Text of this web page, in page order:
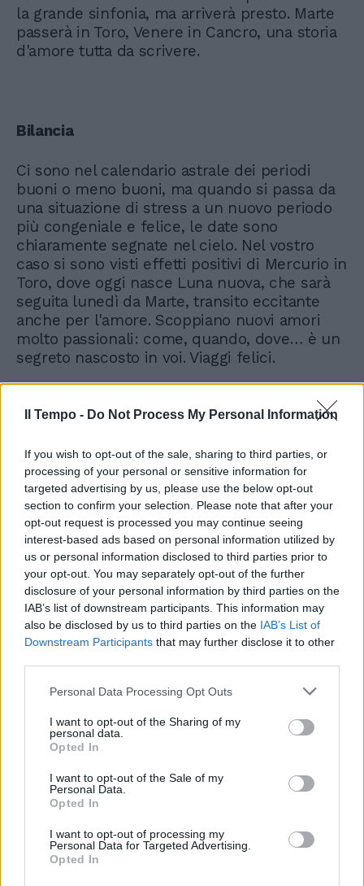
Il Tempo - Do Not Process My Personal Information
If you wish to opt-out of the sale, sharing to third parties, or
processing of your personal or sensitive information for
targeted advertising by us, please use the below opt-out
section to confirm your selection. Please note that after your
opt-out request is processed you may continue seeing
interest-based ads based on personal information utilized by
us or personal information disclosed to third parties prior to
your opt-out. You may separately opt-out of the further
disclosure of your personal information by third parties on the
IAB’s list of downstream participants. This information may
also be disclosed by us to third parties on the IAB’s List of
Downstream Participants that may further disclose it to other
Personal Data Processing Opt Outs
I want to opt-out of the Sharing of my
personal data.
Opted In
I want to opt-out of the Sale of my
Personal Data.
Opted In
I want to opt-out of processing my
Personal Data for Targeted Advertising.
Opted In
la grande sinfonia, ma arriverà presto. Marte
passerà in Toro, Venere in Cancro, una storia
d'amore tutta da scrivere.
Bilancia
Ci sono nel calendario astrale dei periodi
buoni o meno buoni, ma quando si passa da
una situazione di stress a un nuovo periodo
più congeniale e felice, le date sono
chiaramente segnate nel cielo. Nel vostro
caso si sono visti effetti positivi di Mercurio in
Toro, dove oggi nasce Luna nuova, che sarà
seguita lunedì da Marte, transito eccitante
anche per l'amore. Scoppiano nuovi amori
molto passionali: come, quando, dove… è un
segreto nascosto in voi. Viaggi felici.
Le iniziative e decisioni che voi avete preso
sotto la vostra Luna nuova, il 20 novembre
dello scorso anno, oggi sono valutate dal
novilunio in Toro. Sono approvate o respinte,
se si tratta di cose professionali, in ogni caso
adesso avete la possibilità di chiudere o di
aprire nuovi rapporti. Le collaborazioni
saranno per qualche tempo ostacolate e
valutate anche da Marte, in opposizione vi
rende coraggiosi ma anche impulsivi, brucia
le occasioni. Razionalità, pragmatismo!
Sagittario
Luna nuova vi dà oggi la possibilità di fare
qualche mossa importante nel lavoro e affari,
vita pratica è in offerta straordinaria,
grandioso diventa Marte in Toro, da